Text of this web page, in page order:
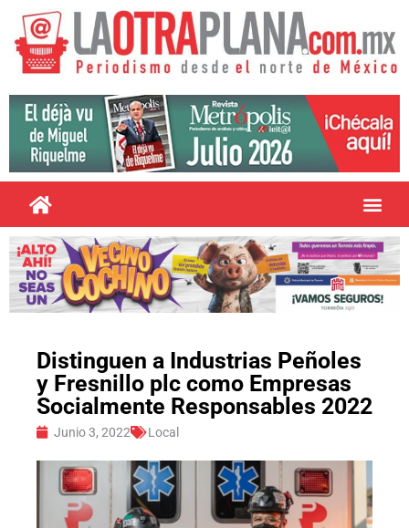
Distinguen a Industrias Peñoles
y Fresnillo plc como Empresas
Socialmente Responsables 2022
Junio 3, 2022 Local